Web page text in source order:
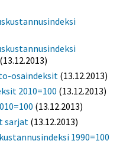
(13.12.2013)
osaindeksit (13.12.2013)
2010=100 (13.12.2013)
(13.12.2013)
sarjat (13.12.2013)
1990=100